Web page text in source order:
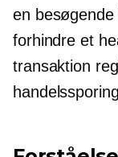
en
forhindre et
transaktion